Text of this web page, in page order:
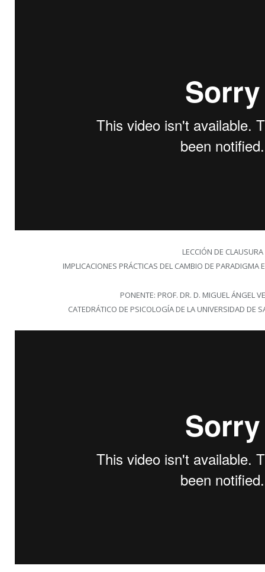
LECCIÓN DE CLAUSURA
IMPLICACIONES PRÁCTICAS DEL CAMBIO DE PARADIGMA
PONENTE: PROF. DR. D. MIGUEL ÁNGEL
CATEDRÁTICO DE PSICOLOGÍA DE LA UNIVERSIDAD DE